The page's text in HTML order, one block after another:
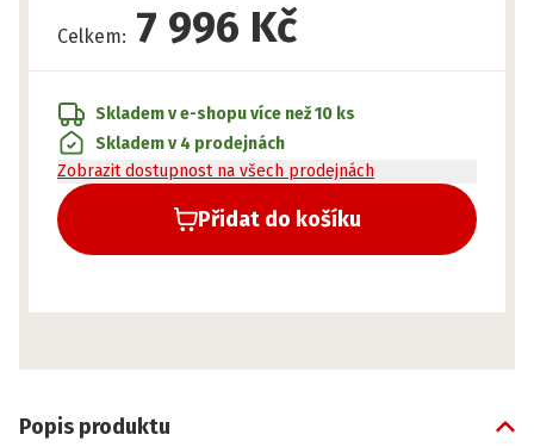
Celkem: 7 996 Kč
Přidat do košíku
Skladem v e-shopuvíce než 10 ks
Skladem v 4 prodejnách
Zobrazit dostupnost na všech prodejnách
Popis produktu